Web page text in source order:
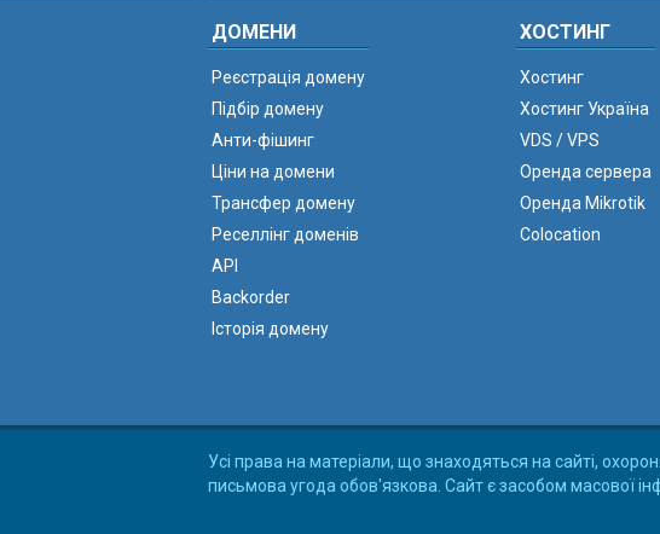
ДОМЕНИ
Реєстрація домену
Підбір домену
Анти-фішинг
Ціни на домени
Трансфер домену
Реселлінг доменів
API
Backorder
Історія домену
ХОСТИНГ
Хостинг
Хостинг Україна
VDS / VPS
Оренда сервера
Оренда Mikrotik
Colocation
Усі права на матеріали, що знаходяться на сайті,
письмова угода обов'язкова. Сайт є засобом масової